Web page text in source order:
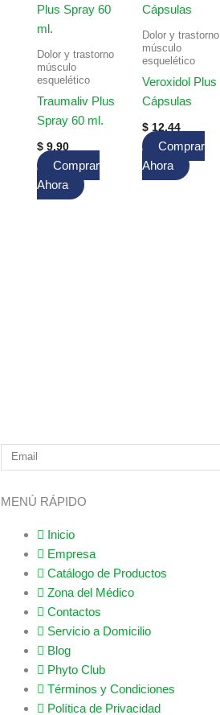
Dolor y trastorno
músculo
esquelético
Traumaliv Plus
Spray 60 ml.
$ 9.90
Comprar
Ahora
Dolor y trastorno
músculo
esquelético
Veroxidol Plus
Cápsulas
$ 12.44
Comprar
Ahora
MENÚ RÁPIDO
Inicio
Empresa
Catálogo de Productos
Zona del Médico
Contactos
Servicio a Domicilio
Blog
Phyto Club
Términos y Condiciones
Política de Privacidad